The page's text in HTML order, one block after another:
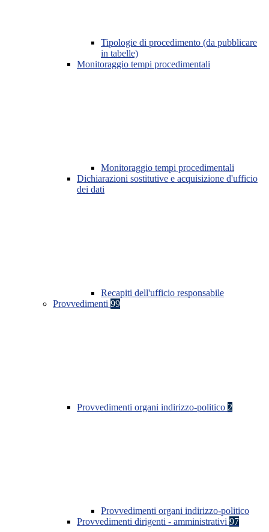
Tipologie di procedimento (da pubblicare
in tabelle)
Monitoraggio tempi procedimentali
Monitoraggio tempi procedimentali
Dichiarazioni sostitutive e acquisizione d'ufficio
dei dati
Recapiti dell'ufficio responsabile
Provvedimenti 99
Provvedimenti organi indirizzo-politico 2
Provvedimenti organi indirizzo-politico
Provvedimenti dirigenti - amministrativi 97